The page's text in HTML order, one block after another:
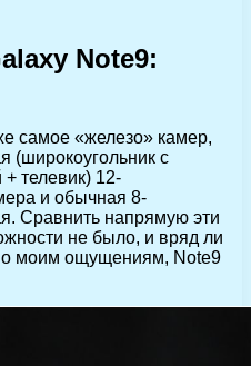
Note9:
самое «железо» камер,
(широкоугольник с
телевик) 12-
и обычная 8-
Сравнить напрямую эти
не было, и вряд ли
моим ощущениям, Note9